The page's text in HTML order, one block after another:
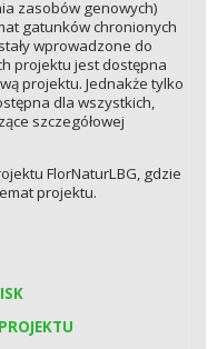
zasobów genowych)
gatunków chronionych
wprowadzone do
projektu jest dostępna
projektu. Jednakże tylko
dla wszystkich,
szczegółowej
FlorNaturLBG, gdzie
projektu.